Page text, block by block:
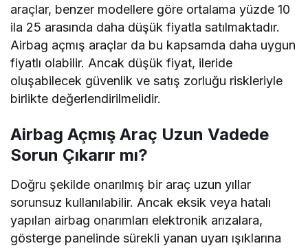
araçlar, benzer modellere göre ortalama yüzde 10
ila 25 arasında daha düşük fiyatla satılmaktadır.
Airbag açmış araçlar da bu kapsamda daha uygun
fiyatlı olabilir. Ancak düşük fiyat, ileride
oluşabilecek güvenlik ve satış zorluğu riskleriyle
birlikte değerlendirilmelidir.
Airbag Açmış Araç Uzun Vadede
Sorun Çıkarır mı?
Doğru şekilde onarılmış bir araç uzun yıllar
sorunsuz kullanılabilir. Ancak eksik veya hatalı
yapılan airbag onarımları elektronik arızalara,
gösterge panelinde sürekli yanan uyarı ışıklarına